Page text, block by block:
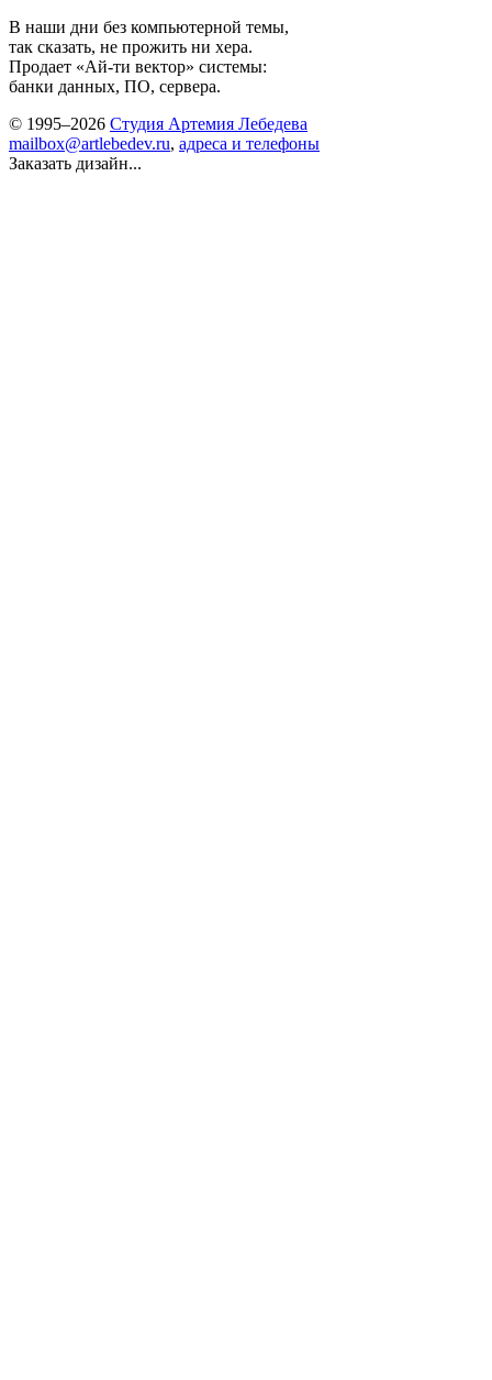
В наши дни без компьютерной темы,
так сказать, не прожить ни хера.
Продает «Ай-ти вектор» системы:
банки данных, ПО, сервера.
© 1995–2026 Студия Артемия Лебедева
mailbox@artlebedev.ru, адреса и телефоны
Заказать дизайн...